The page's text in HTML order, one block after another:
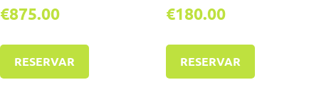
€875.00
RESERVAR
€180.00
RESERVAR